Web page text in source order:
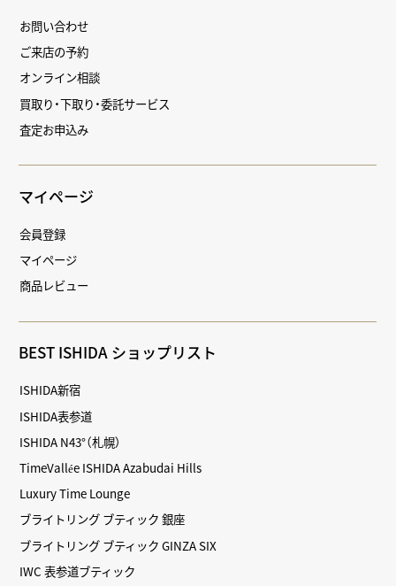
お問い合わせ
ご来店の予約
オンライン相談
買取り・下取り・委託サービス
査定お申込み
マイページ
会員登録
マイページ
商品レビュー
BEST ISHIDA ショップリスト
ISHIDA新宿
ISHIDA表参道
ISHIDA N43°（札幌）
TimeVallée ISHIDA Azabudai Hills
Luxury Time Lounge
ブライトリング ブティック 銀座
ブライトリング ブティック GINZA SIX
IWC 表参道ブティック